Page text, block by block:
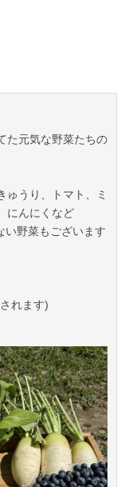
た元気な野菜たちの
ゅうり、トマト、ミ
にんにくなど
野菜もございます
れます)